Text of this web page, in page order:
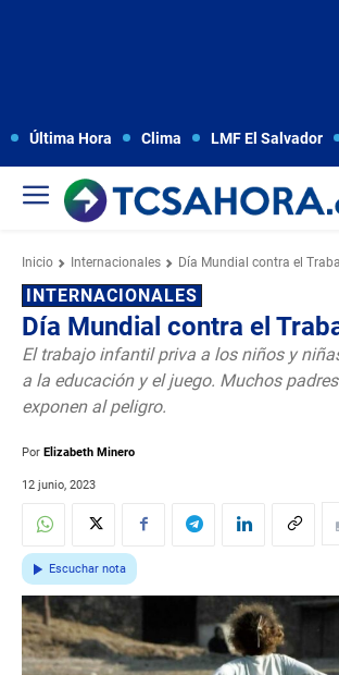
Última Hora Clima LMF El Salvador
Inicio Internacionales Día Mundial contra el
INTERNACIONALES
Día Mundial contra el
El trabajo infantil priva a los niños y
a la educación y el juego. Muchos
exponen al peligro.
Por Elizabeth Minero
12 junio, 2023
Escuchar nota